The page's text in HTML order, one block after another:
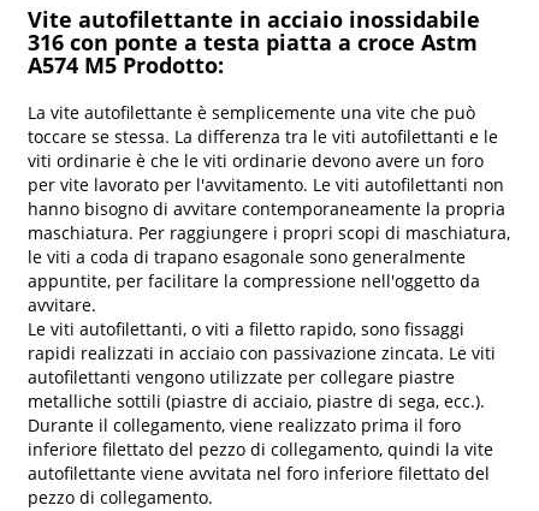
Vite autofilettante in acciaio inossidabile
316 con ponte a testa piatta a croce Astm
A574 M5 Prodotto:
La vite autofilettante è semplicemente una vite che può
toccare se stessa. La differenza tra le viti autofilettanti e le
viti ordinarie è che le viti ordinarie devono avere un foro
per vite lavorato per l'avvitamento. Le viti autofilettanti non
hanno bisogno di avvitare contemporaneamente la propria
maschiatura. Per raggiungere i propri scopi di maschiatura,
le viti a coda di trapano esagonale sono generalmente
appuntite, per facilitare la compressione nell'oggetto da
avvitare.
Le viti autofilettanti, o viti a filetto rapido, sono fissaggi
rapidi realizzati in acciaio con passivazione zincata. Le viti
autofilettanti vengono utilizzate per collegare piastre
metalliche sottili (piastre di acciaio, piastre di sega, ecc.).
Durante il collegamento, viene realizzato prima il foro
inferiore filettato del pezzo di collegamento, quindi la vite
autofilettante viene avvitata nel foro inferiore filettato del
pezzo di collegamento.